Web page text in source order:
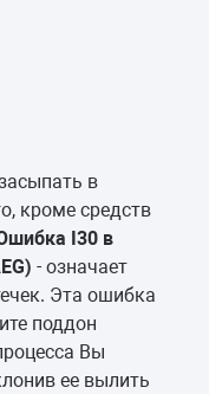
в
кроме средств
I30 в
- означает
Эта ошибка
поддон
Вы
ее вылить